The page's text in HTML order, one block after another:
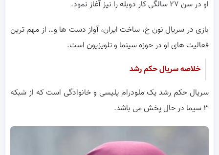
او در سن ۲۷ سالگی کار دوبله را نیز آغاز نمود.
بازی در سریال نون خ، ساخت ایران، آواز دست ها و… از مهم ترین
فعالیت های او در حوزه سینما و تلویزیون است.
خلاصه سریال حکم رشد
سریال حکم رشد یک ملودرام پلیسی و خانوادگی است که از شبکه
۳ سیما در حال پخش می باشد.